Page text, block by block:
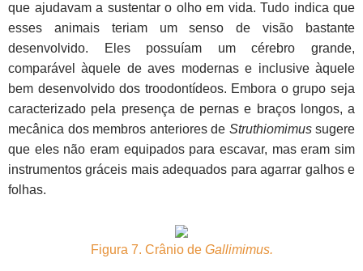
que ajudavam a sustentar o olho em vida. Tudo indica que
esses animais teriam um senso de visão bastante
desenvolvido. Eles possuíam um cérebro grande,
comparável àquele de aves modernas e inclusive àquele
bem desenvolvido dos troodontídeos. Embora o grupo seja
caracterizado pela presença de pernas e braços longos, a
mecânica dos membros anteriores de Struthiomimussugere
que eles não eram equipados para escavar, mas eram sim
instrumentos gráceis mais adequados para agarrar galhos e
folhas.
Figura 7. Crânio de Gallimimus.